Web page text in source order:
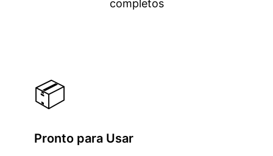
completos
📦
Pronto para Usar